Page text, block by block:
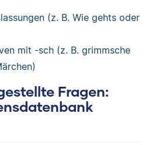
(z. B. Wie gehts oder
mit -sch (z. B. grimmsche
Fragen: